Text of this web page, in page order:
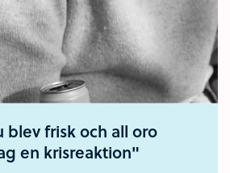
blev frisk och all oro
en krisreaktion"